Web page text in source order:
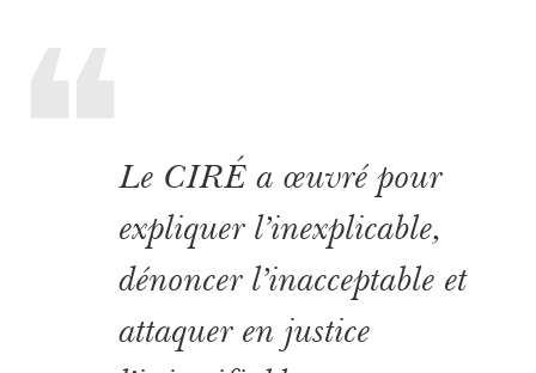
Le CIRÉ a œuvré pour
expliquer l’inexplicable,
dénoncer l’inacceptable et
attaquer en justice